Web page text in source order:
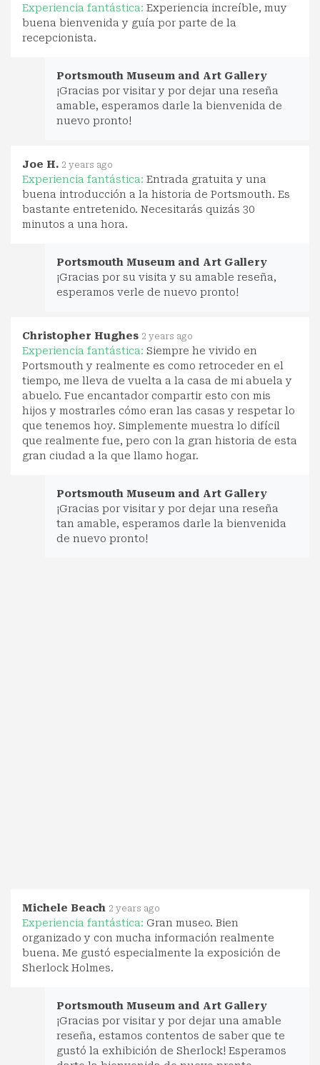
Experiencia fantástica: Experiencia increíble, muy
buena bienvenida y guía por parte de la
recepcionista.
Portsmouth Museum and Art Gallery
¡Gracias por visitar y por dejar una reseña
amable, esperamos darle la bienvenida de
nuevo pronto!
Joe H. 2 years ago
Experiencia fantástica: Entrada gratuita y una
buena introducción a la historia de Portsmouth. Es
bastante entretenido. Necesitarás quizás 30
minutos a una hora.
Portsmouth Museum and Art Gallery
¡Gracias por su visita y su amable reseña,
esperamos verle de nuevo pronto!
Christopher Hughes 2 years ago
Experiencia fantástica: Siempre he vivido en
Portsmouth y realmente es como retroceder en el
tiempo, me lleva de vuelta a la casa de mi abuela y
abuelo. Fue encantador compartir esto con mis
hijos y mostrarles cómo eran las casas y respetar lo
que tenemos hoy. Simplemente muestra lo difícil
que realmente fue, pero con la gran historia de esta
gran ciudad a la que llamo hogar.
Portsmouth Museum and Art Gallery
¡Gracias por visitar y por dejar una reseña
tan amable, esperamos darle la bienvenida
de nuevo pronto!
Michele Beach 2 years ago
Experiencia fantástica: Gran museo. Bien
organizado y con mucha información realmente
buena. Me gustó especialmente la exposición de
Sherlock Holmes.
Portsmouth Museum and Art Gallery
¡Gracias por visitar y por dejar una amable
reseña, estamos contentos de saber que te
gustó la exhibición de Sherlock! Esperamos